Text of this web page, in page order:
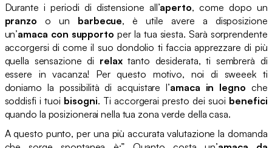
Durante i periodi di distensione all’aperto, come dopo un
pranzo o un barbecue, è utile avere a disposizione
un’amaca con supporto per la tua siesta. Sarà sorprendente
accorgersi di come il suo dondolio ti faccia apprezzare di più
quella sensazione di relaxtanto desiderata, ti sembrerà di
essere in vacanza! Per questo motivo, noi di sweeek ti
doniamo la possibilità di acquistare l’amaca in legno che
soddisfi i tuoi bisogni. Ti accorgerai presto dei suoi benefici
quando la posizionerai nella tua zona verde della casa.
A questo punto, per una più accurata valutazione la domanda